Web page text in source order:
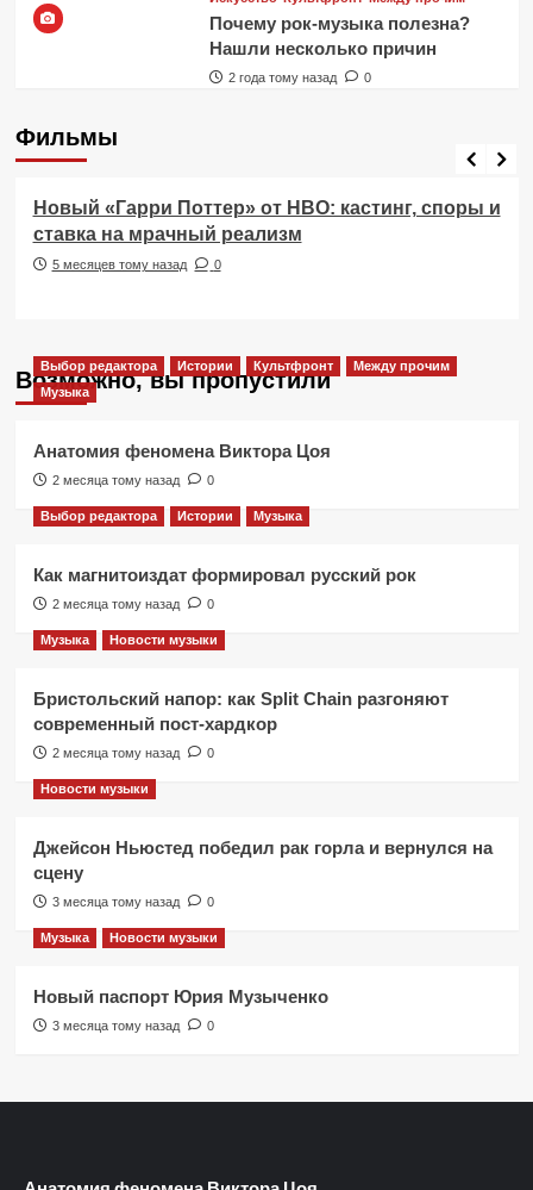
Почему рок-музыка полезна?
Нашли несколько причин
2 года тому назад 0
Фильмы
Фильмы
Новый «Гарри Поттер» от HBO: кастинг, споры и
ставка на мрачный реализм
5 месяцев тому назад 0
Возможно, вы пропустили
Выбор редактора Истории Культфронт
Между прочим
Музыка
Анатомия феномена Виктора Цоя
2 месяца тому назад 0
Выбор редактора Истории Музыка
Как магнитоиздат формировал русский рок
2 месяца тому назад 0
Музыка Новости музыки
Бристольский напор: как Split Chain разгоняют
современный пост-хардкор
2 месяца тому назад 0
Новости музыки
Джейсон Ньюстед победил рак горла и вернулся на
сцену
3 месяца тому назад 0
Музыка Новости музыки
Новый паспорт Юрия Музыченко
3 месяца тому назад 0